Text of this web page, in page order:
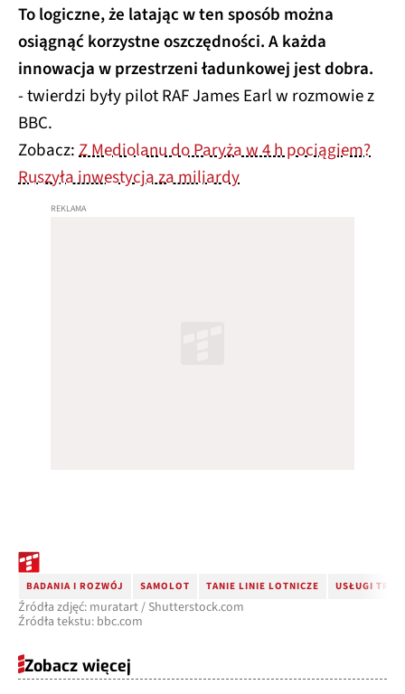
To logiczne, że latając w ten sposób można
osiągnąć korzystne oszczędności. A każda
innowacja w przestrzeni ładunkowej jest dobra.
- twierdzi były pilot RAF James Earl w rozmowie z
BBC.
Zobacz:Z Mediolanu do Paryża w 4 h pociągiem?
Ruszyła inwestycja za miliardy
BADANIA I ROZWÓJ SAMOLOT TANIE LINIE LOTNICZE USŁUGI
Źródła zdjęć: muratart / Shutterstock.com
Źródła tekstu: bbc.com
Zobacz więcej